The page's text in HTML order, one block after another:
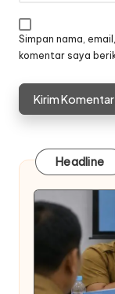
Simpan nama,
komentar saya
Headline